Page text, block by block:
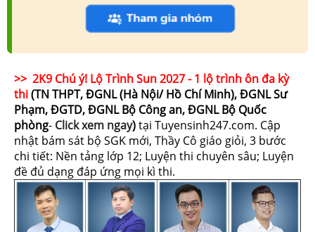
>> 2K9 Chú ý! Lộ Trình Sun 2027 - 1 lộ trình ôn đa kỳ
thi(TN THPT, ĐGNL (Hà Nội/ Hồ Chí Minh), ĐGNL Sư
Phạm, ĐGTD, ĐGNL Bộ Công an, ĐGNL Bộ Quốc
phòng- Click xem ngay)tại Tuyensinh247.com. Cập
nhật bám sát bộ SGK mới, Thầy Cô giáo giỏi, 3 bước
chi tiết: Nền tảng lớp 12; Luyện thi chuyên sâu; Luyện
đề đủ dạng đáp ứng mọi kì thi.